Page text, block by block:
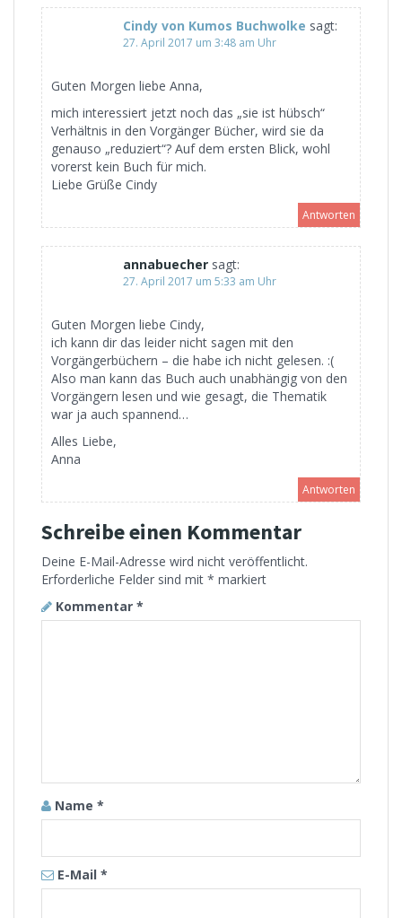
Cindy von Kumos Buchwolke sagt:
27. April 2017 um 3:48 am Uhr
Guten Morgen liebe Anna,
mich interessiert jetzt noch das „sie ist hübsch“
Verhältnis in den Vorgänger Bücher, wird sie da
genauso „reduziert“? Auf dem ersten Blick, wohl
vorerst kein Buch für mich.
Liebe Grüße Cindy
Antworten
annabuecher sagt:
27. April 2017 um 5:33 am Uhr
Guten Morgen liebe Cindy,
ich kann dir das leider nicht sagen mit den
Vorgängerbüchern – die habe ich nicht gelesen. :(
Also man kann das Buch auch unabhängig von den
Vorgängern lesen und wie gesagt, die Thematik
war ja auch spannend…
Alles Liebe,
Anna
Antworten
Schreibe einen Kommentar
Deine E-Mail-Adresse wird nicht veröffentlicht.
Erforderliche Felder sind mit * markiert
Kommentar *
Name *
E-Mail *